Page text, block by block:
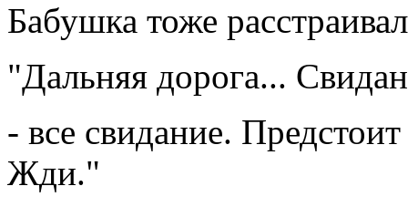
Бабушка тоже
"Дальняя дорога...
- все свидание. Предстоит
Жди."